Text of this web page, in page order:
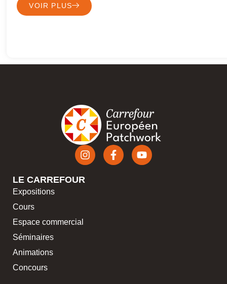
VOIR PLUS
LE CARREFOUR
Expositions
Cours
Espace commercial
Séminaires
Animations
Concours